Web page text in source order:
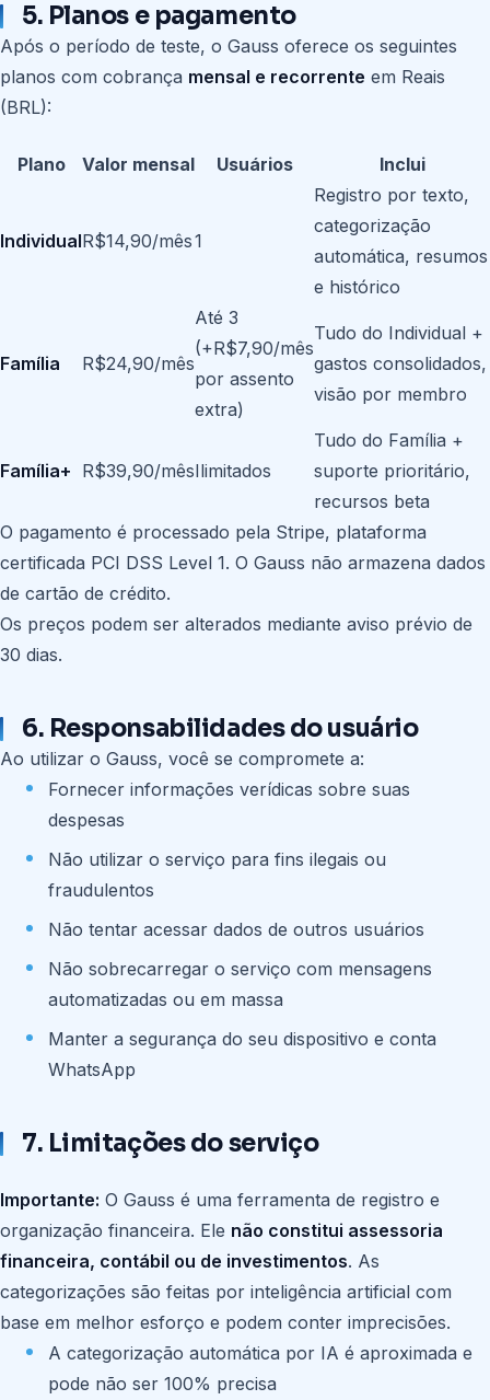
5. Planos e pagamento
Após o período de teste, o Gauss oferece os seguintes
planos com cobrança mensal e recorrente em Reais
(BRL):
Plano Valor mensal Usuários Inclui
IndividualR$14,90/mês1
Registro por texto,
categorização
automática, resumos
e histórico
Família R$24,90/mês
Até 3
(+R$7,90/mês
por assento
extra)
Tudo do Individual +
gastos consolidados,
visão por membro
Família+ R$39,90/mêsIlimitados
Tudo do Família +
suporte prioritário,
recursos beta
O pagamento é processado pela Stripe, plataforma
certificada PCI DSS Level 1. O Gauss não armazena dados
de cartão de crédito.
Os preços podem ser alterados mediante aviso prévio de
30 dias.
6. Responsabilidades do usuário
Ao utilizar o Gauss, você se compromete a:
Fornecer informações verídicas sobre suas
despesas
Não utilizar o serviço para fins ilegais ou
fraudulentos
Não tentar acessar dados de outros usuários
Não sobrecarregar o serviço com mensagens
automatizadas ou em massa
Manter a segurança do seu dispositivo e conta
WhatsApp
7. Limitações do serviço
Importante: O Gauss é uma ferramenta de registro e
organização financeira. Ele não constitui assessoria
financeira, contábil ou de investimentos. As
categorizações são feitas por inteligência artificial com
base em melhor esforço e podem conter imprecisões.
A categorização automática por IA é aproximada e
pode não ser 100% precisa